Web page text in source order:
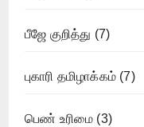
பீஜே குறித்து (7)
புகாரி தமிழாக்கம் (7)
பெண் உரிமை (3)